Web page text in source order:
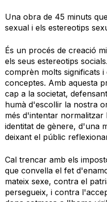
Una obra de 45 minuts
sexual i els estereotips
És un procés de creació
els seus estereotips
comprèn molts significats
conceptes. Amb aquesta
cap a la societat,
humà d'escollir la nostra
més d'intentar
identitat de gènere, d'una
deixant el públic
Cal trencar amb els
que convella el fet
mateix sexe, contra el
persegueix, i contra